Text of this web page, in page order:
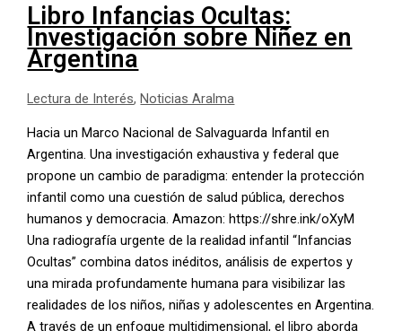
Libro Infancias Ocultas:
Investigación sobre Niñez en
Argentina
Lectura de Interés,Noticias Aralma
Hacia un Marco Nacional de Salvaguarda Infantil en
Argentina. Una investigación exhaustiva y federal que
propone un cambio de paradigma: entender la protección
infantil como una cuestión de salud pública, derechos
humanos y democracia. Amazon: https://shre.ink/oXyM
Una radiografía urgente de la realidad infantil “Infancias
Ocultas” combina datos inéditos, análisis de expertos y
una mirada profundamente humana para visibilizar las
realidades de los niños, niñas y adolescentes en Argentina.
A través de un enfoque multidimensional, el libro aborda